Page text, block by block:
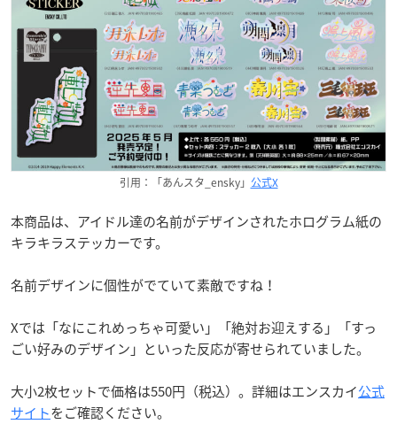
引用：「あんスタ_ensky」 公式X
本商品は、アイドル達の名前がデザインされたホログラム紙の
キラキラステッカーです。
名前デザインに個性がでていて素敵ですね！
Xでは「なにこれめっちゃ可愛い」「絶対お迎えする」「すっ
ごい好みのデザイン」といった反応が寄せられていました。
大小2枚セットで価格は550円（税込）。詳細はエンスカイ公式
サイトをご確認ください。